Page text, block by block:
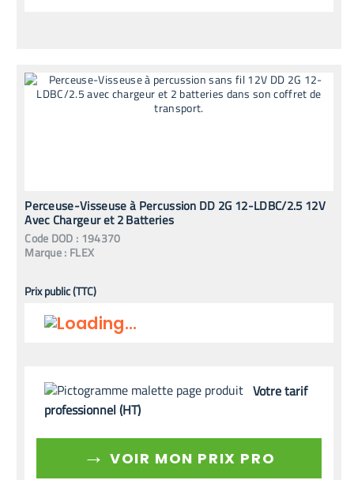
Perceuse-Visseuse à Percussion DD 2G 12-LDBC/2.5 12V
Avec Chargeur et 2 Batteries
Code DOD : 194370
Marque : FLEX
Prix public (TTC)
Votre tarif
professionnel (HT)
→ VOIR MON PRIX PRO